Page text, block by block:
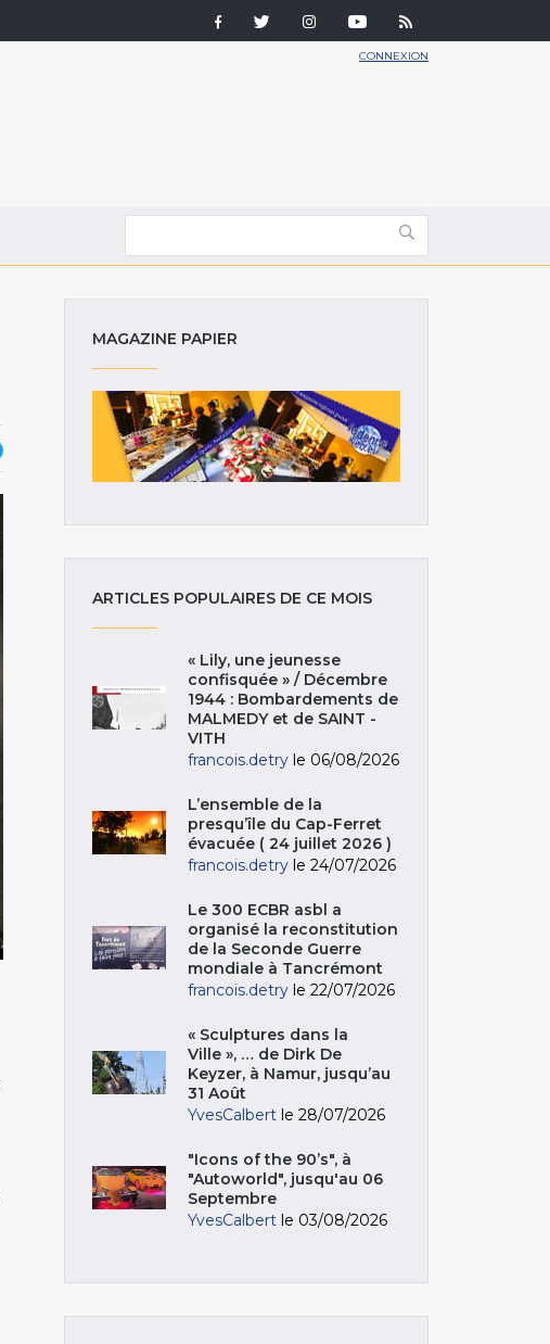
CONNEXION
MAGAZINE PAPIER
ARTICLES POPULAIRES DE CE MOIS
« Lily, une jeunesse
confisquée » / Décembre
1944 : Bombardements de
MALMEDY et de SAINT -
VITH
francois.detry le 06/08/2026
L’ensemble de la
presqu’île du Cap-Ferret
évacuée ( 24 juillet 2026 )
francois.detry le 24/07/2026
Le 300 ECBR asbl a
organisé la reconstitution
de la Seconde Guerre
mondiale à Tancrémont
francois.detry le 22/07/2026
« Sculptures dans la
Ville », … de Dirk De
Keyzer, à Namur, jusqu’au
31 Août
YvesCalbert le 28/07/2026
"Icons of the 90’s", à
"Autoworld", jusqu'au 06
Septembre
YvesCalbert le 03/08/2026